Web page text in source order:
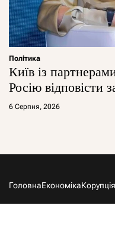
Політика
Київ із
Росію відповісти
6 Серпня, 2026
ГоловнаЕкономікаКорупція